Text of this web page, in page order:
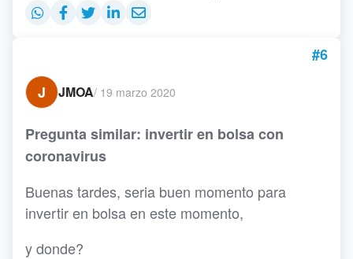
#6
J
JMOA/ 19 marzo 2020
Pregunta similar: invertir en bolsa con
coronavirus
Buenas tardes, seria buen momento para
invertir en bolsa en este momento,
y donde?